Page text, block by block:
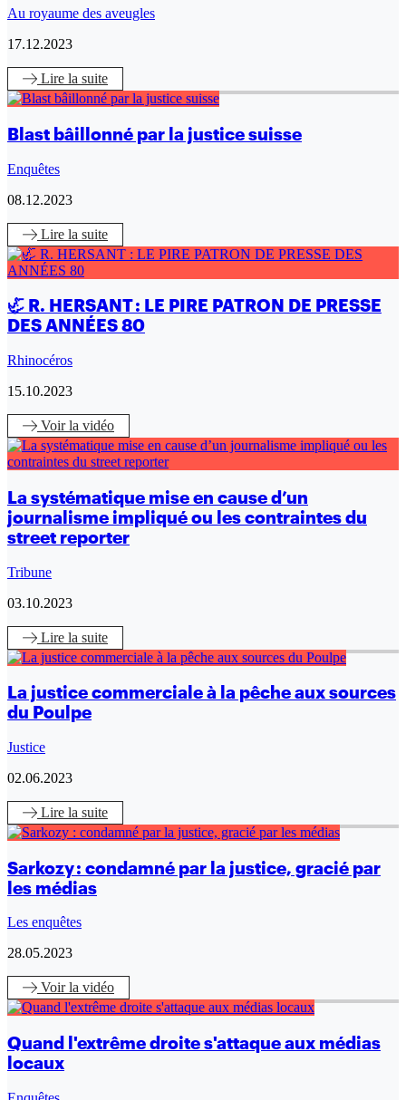
Au royaume des aveugles
17.12.2023
Lire la suite
Blast bâillonné par la justice suisse
Enquêtes
08.12.2023
Lire la suite
🦏 R. HERSANT : LE PIRE PATRON DE PRESSE
DES ANNÉES 80
Rhinocéros
15.10.2023
Voirla vidéo
La systématique mise en cause d’un
journalisme impliqué ou les contraintes du
street reporter
Tribune
03.10.2023
Lire la suite
La justice commerciale à la pêche aux sources
du Poulpe
Justice
02.06.2023
Lire la suite
Sarkozy : condamné par la justice, gracié par
les médias
Les enquêtes
28.05.2023
Voirla vidéo
Quand l'extrême droite s'attaque aux médias
locaux